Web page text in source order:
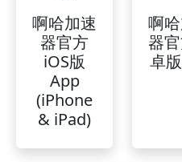
啊哈加速
器官方
iOS版
App
(iPhone
& iPad)
啊
器
卓